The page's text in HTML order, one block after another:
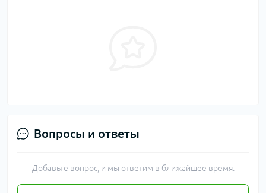
Вопросы и ответы
Добавьте вопрос, и мы ответим в ближайшее время.